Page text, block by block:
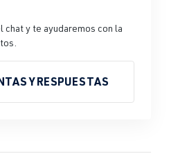
chat y te ayudaremos con la
Y RESPUESTAS